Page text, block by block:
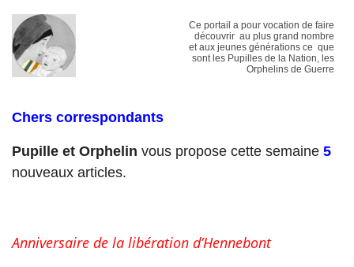
Ce portail a pour vocation de faire
découvrir au plus grand nombre
et aux jeunes générations ce que
sont les Pupilles de la Nation, les
Orphelins de Guerre
Chers correspondants
Pupille et Orphelin vous propose cette semaine 5
nouveaux articles.
Anniversaire de la libération d’Hennebont